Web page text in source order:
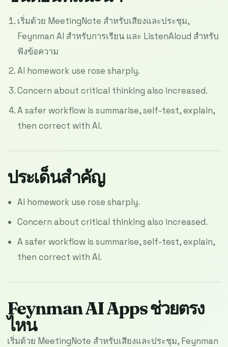
เริ่มด้วย MeetingNote สำหรับเสียงและประชุม,
Feynman AI สำหรับการเรียน และ ListenAloud สำหรับ
ฟังข้อความ
AI homework use rose sharply.
Concern about critical thinking also increased.
A safer workflow is summarise, self-test, explain,
then correct with AI.
ประเด็นสำคัญ
AI homework use rose sharply.
Concern about critical thinking also increased.
A safer workflow is summarise, self-test, explain,
then correct with AI.
Feynman AI Apps ช่วยตรง
ไหน
เริ่มด้วย MeetingNote สำหรับเสียงและประชุม, Feynman